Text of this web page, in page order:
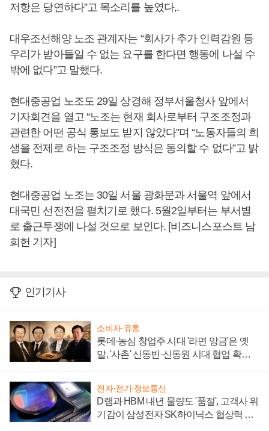
저항은 당연하다”고 목소리를 높였다,.
대우조선해양 노조 관계자는 “회사가 추가 인력감원 등
우리가 받아들일 수 없는 요구를 한다면 행동에 나설 수
밖에 없다”고 말했다.
현대중공업 노조도 29일 상경해 정부서울청사 앞에서
기자회견을 열고 “노조는 현재 회사로부터 구조조정과
관련한 어떤 공식 통보도 받지 않았다”며 “노동자들의 희
생을 전제로 하는 구조조정 방식은 동의할 수 없다”고 밝
혔다.
현대중공업 노조는 30일 서울 광화문과 서울역 앞에서
대국민 선전전을 펼치기로 했다. 5월2일부터는 부서별
로 출근투쟁에 나설 것으로 보인다. [비즈니스포스트 남
희헌 기자]
인기기사
소비자·유통
롯데·농심 창업주 시대 '라면 앙금'은 옛
말, '사촌' 신동빈·신동원 시대 협업 확대
전자·전기·정보통신
D램과 HBM 내년 물량도 '품절', 고객사 위
기감이 삼성전자 SK하이닉스 협상력 더